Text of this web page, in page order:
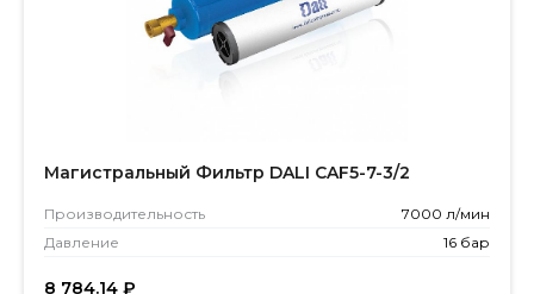
Магистральный Фильтр DALI CAF5-7-3/2
Производитель­ность
7000 л/мин
Давление
16 бар
8 784.14 ₽